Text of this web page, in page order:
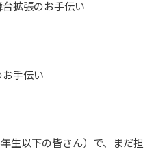
拡張のお手伝い
手伝い
生以下の皆さん）で、まだ担